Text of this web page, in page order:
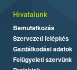
Hivatalunk
Bemutatkozás
Szervezeti felépítés
Gazdálkodási adatok
Felügyeleti szervünk